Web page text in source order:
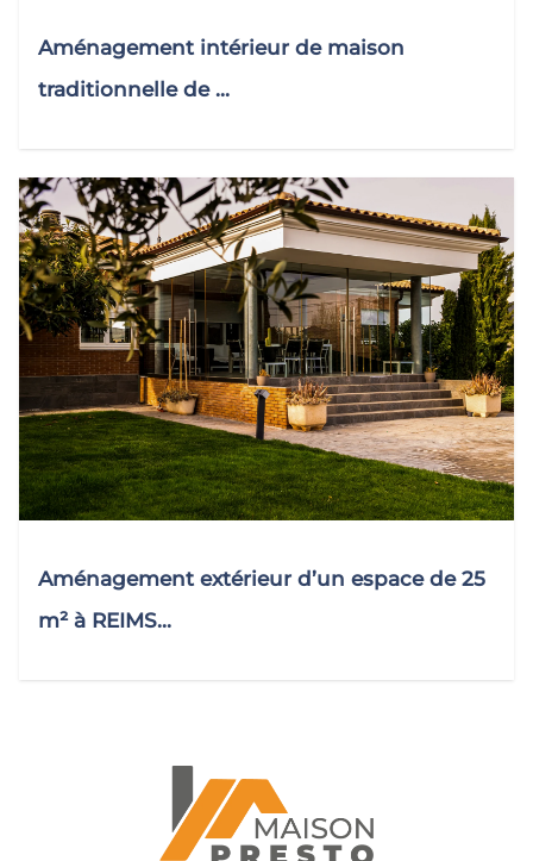
Aménagement intérieur de maison
traditionnelle de ...
Aménagement extérieur d’un espace de 25
m² à REIMS...